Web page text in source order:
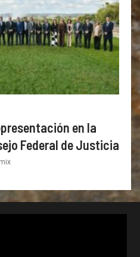
en la
Federal de Justicia